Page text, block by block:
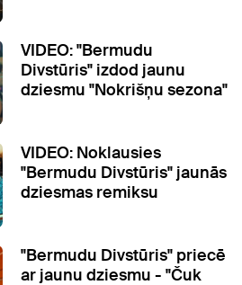
VIDEO: "Bermudu
Divstūris" izdod jaunu
dziesmu "Nokrišņu sezona"
VIDEO: Noklausies
"Bermudu Divstūris" jaunās
dziesmas remiksu
"Bermudu Divstūris" priecē
ar jaunu dziesmu - "Čuk